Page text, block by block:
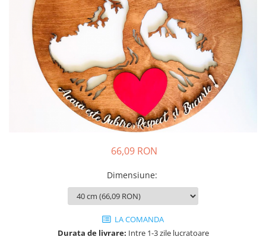
66,09 RON
Dimensiune:
LA COMANDA
Durata de livrare: Intre 1-3 zile lucratoare